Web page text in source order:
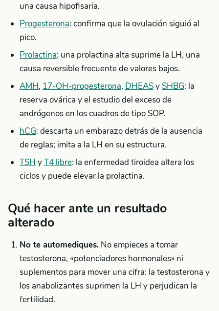
una causa hipofisaria.
Progesterona: confirma que la ovulación siguió al
pico.
Prolactina: una prolactina alta suprime la LH, una
causa reversible frecuente de valores bajos.
AMH, 17-OH-progesterona, DHEASySHBG: la
reserva ovárica y el estudio del exceso de
andrógenos en los cuadros de tipo SOP.
hCG: descarta un embarazo detrás de la ausencia
de reglas; imita a la LH en su estructura.
TSH yT4 libre: la enfermedad tiroidea altera los
ciclos y puede elevar la prolactina.
Qué hacer ante un resultado
alterado
No te automediques. No empieces a tomar
testosterona, «potenciadores hormonales» ni
suplementos para mover una cifra: la testosterona y
los anabolizantes suprimen la LH y perjudican la
fertilidad.